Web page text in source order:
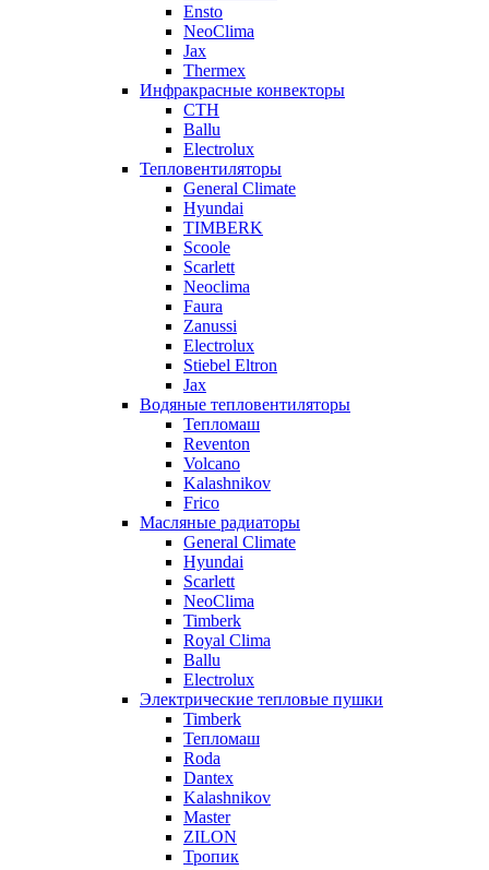
Ensto
NeoClima
Jax
Thermex
Инфракрасные конвекторы
CTH
Ballu
Electrolux
Тепловентиляторы
General Climate
Hyundai
TIMBERK
Scoole
Scarlett
Neoclima
Faura
Zanussi
Electrolux
Stiebel Eltron
Jax
Водяные тепловентиляторы
Тепломаш
Reventon
Volcano
Kalashnikov
Frico
Масляные радиаторы
General Climate
Hyundai
Scarlett
NeoClima
Timberk
Royal Clima
Ballu
Electrolux
Электрические тепловые пушки
Timberk
Тепломаш
Roda
Dantex
Kalashnikov
Master
ZILON
Тропик